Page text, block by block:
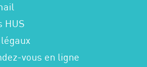
HUS
vous en ligne